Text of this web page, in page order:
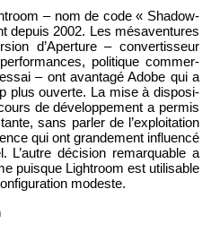
– nom de code « Sha­dow­
de­puis 2002. Les mésa­ven­tures
d’Aper­ture – conver­tis­seur
po­li­tique com­mer­
– ont avan­tagé Adobe qui a
plus ou­verte. La mise à dis­po­si­
de dé­ve­lop­pe­ment a per­mis
sans par­ler de l’ex­ploi­ta­tion
qui ont gran­de­ment in­fluencé
L’autre dé­ci­sion re­mar­quable a
puisque Ligh­troom est uti­li­sable
mo­deste.